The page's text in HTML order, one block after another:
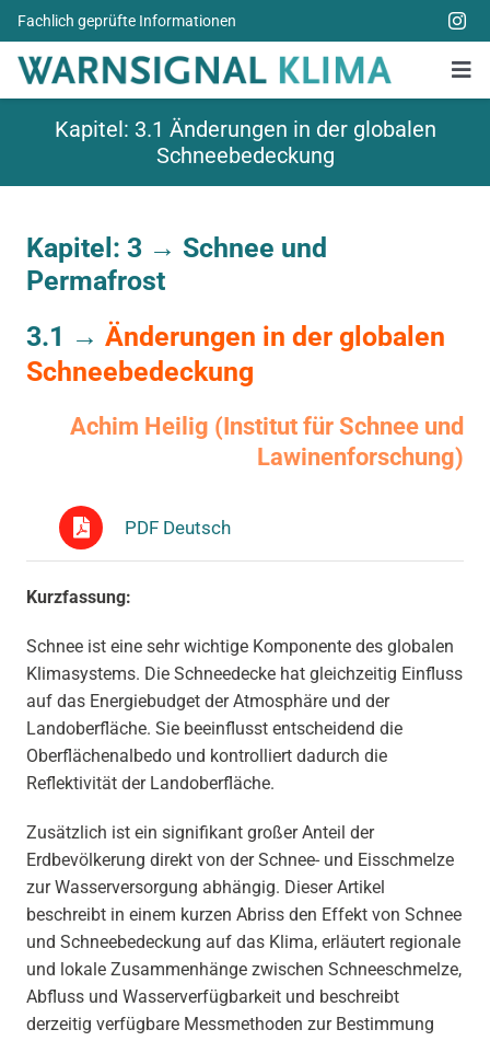
Zum
Inhalt
springen
Fachlich geprüfte Informationen
Alle Bücher
Spenden
Weitere Themen
Aktuelles
Kapitel: 3.1 Änderungen in der globalen
Schneebedeckung
Kapitel: 3 → Schnee und
Permafrost
3.1 → Änderungen in der globalen
Schneebedeckung
Achim Heilig (Institut für Schnee und
Lawinenforschung)
PDF Deutsch
Kurzfassung:
Schnee ist eine sehr wichtige Komponente des globalen
Klimasystems. Die Schneedecke hat gleichzeitig Einfluss
auf das Energiebudget der Atmosphäre und der
Landoberfläche. Sie beeinflusst entscheidend die
Oberflächenalbedo und kontrolliert dadurch die
Reflektivität der Landoberfläche.
Zusätzlich ist ein signifikant großer Anteil der
Erdbevölkerung direkt von der Schnee- und Eisschmelze
zur Wasserversorgung abhängig. Dieser Artikel
beschreibt in einem kurzen Abriss den Effekt von Schnee
und Schneebedeckung auf das Klima, erläutert regionale
und lokale Zusammenhänge zwischen Schneeschmelze,
Abfluss und Wasserverfügbarkeit und beschreibt
derzeitig verfügbare Messmethoden zur Bestimmung